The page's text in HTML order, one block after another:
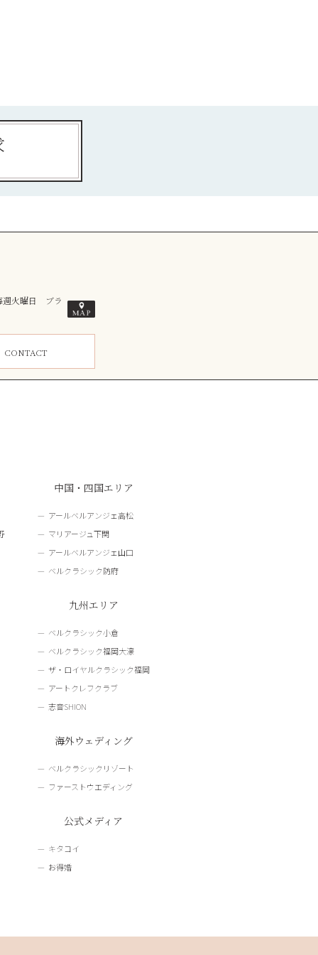
週火曜日 ブラ
CONTACT
中国・四国エリア
アールベルアンジェ高松
マリアージュ下関
アールベルアンジェ山口
ベルクラシック防府
九州エリア
ベルクラシック小倉
ベルクラシック福岡大濠
ザ・ロイヤルクラシック福岡
アートクレフクラブ
志音SHION
海外ウェディング
ベルクラシックリゾート
ファーストウエディング
公式メディア
キタコイ
お得婚